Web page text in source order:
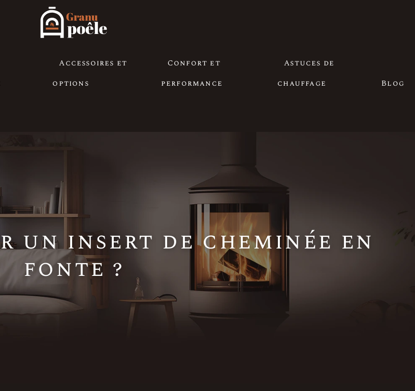
Accessoires et
options
Confort et
performance
Astuces de
chauffage
Blog
insert de cheminée en
fonte ?